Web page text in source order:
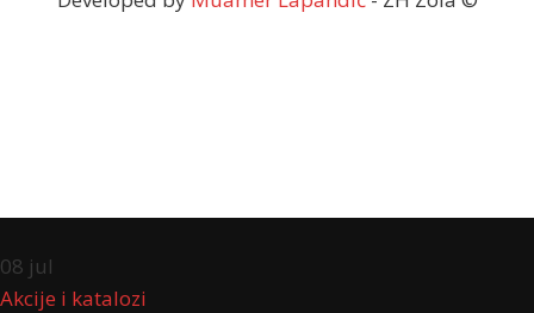
08 jul
Akcije i katalozi